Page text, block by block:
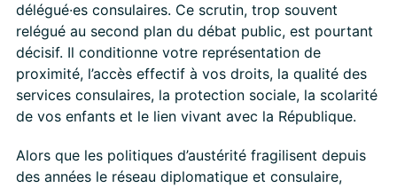
délégué·es consulaires. Ce scrutin, trop souvent
relégué au second plan du débat public, est pourtant
décisif. Il conditionne votre représentation de
proximité, l’accès effectif à vos droits, la qualité des
services consulaires, la protection sociale, la scolarité
de vos enfants et le lien vivant avec la République.
Alors que les politiques d’austérité fragilisent depuis
des années le réseau diplomatique et consulaire,